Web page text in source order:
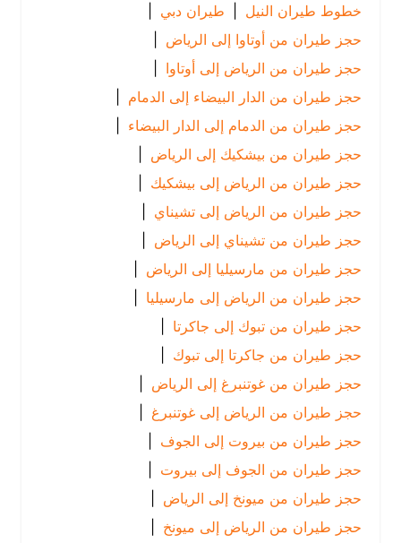
خطوط طيران النيل | طيران دبي |
حجز طيران من أوتاوا إلى الرياض
|
حجز طيران من الرياض إلى أوتاوا |
حجز طيران من الدار البيضاء إلى الدمام
|
حجز طيران من الدمام إلى الدار البيضاء |
حجز طيران من بيشكيك إلى الرياض
|
حجز طيران من الرياض إلى بيشكيك |
حجز طيران من الرياض إلى تشيناي |
حجز طيران من تشيناي إلى الرياض
|
حجز طيران من مارسيليا إلى الرياض
|
حجز طيران من الرياض إلى مارسيليا |
حجز طيران من تبوك إلى جاكرتا
|
حجز طيران من جاكرتا إلى تبوك
|
حجز طيران من غوتنبرغ إلى الرياض
|
حجز طيران من الرياض إلى غوتنبرغ |
حجز طيران من بيروت إلى الجوف |
حجز طيران من الجوف إلى بيروت
|
حجز طيران من ميونخ إلى الرياض
|
حجز طيران من الرياض إلى ميونخ |